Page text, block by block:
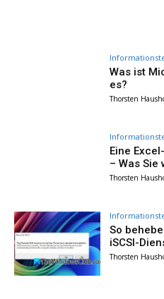
Was ist
es?
Thorsten
Eine
– Was Sie
Thorsten
So
iSCSI-
Thorsten